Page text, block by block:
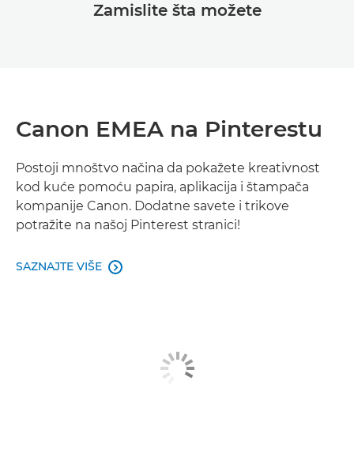
Zamislite šta možete
Canon EMEA na Pinterestu
Postoji mnoštvo načina da pokažete kreativnost
kod kuće pomoću papira, aplikacija i štampača
kompanije Canon. Dodatne savete i trikove
potražite na našoj Pinterest stranici!
SAZNAJTE VIŠE 